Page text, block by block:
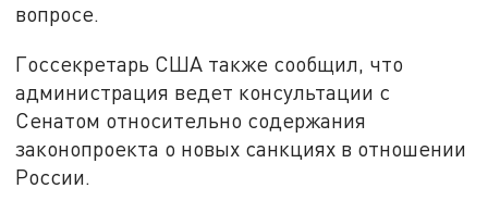
вопросе.
Госсекретарь США также сообщил, что
администрация ведет консультации с
Сенатом относительно содержания
законопроекта о новых санкциях в отношении
России.